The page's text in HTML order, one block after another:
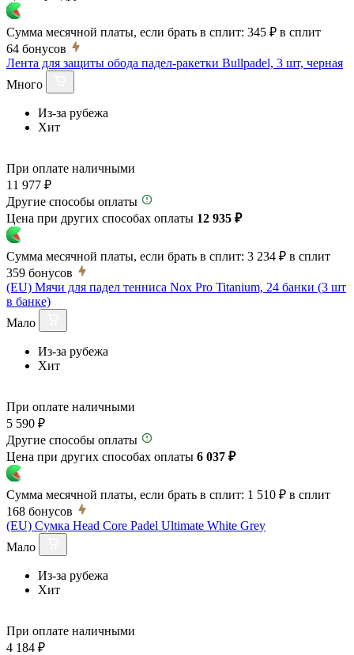
Сумма месячной платы, если брать в сплит: 345 ₽ в сплит
64 бонусов
Лента для защиты обода падел-ракетки Bullpadel, 3 шт, черная
Много
Из-за рубежа
Хит
При оплате наличными
11 977 ₽
Другие способы оплаты
Цена при других способах оплаты 12 935 ₽
Сумма месячной платы, если брать в сплит: 3 234 ₽ в сплит
359 бонусов
(EU) Мячи для падел тенниса Nox Pro Titanium, 24 банки (3 шт
в банке)
Мало
Из-за рубежа
Хит
При оплате наличными
5 590 ₽
Другие способы оплаты
Цена при других способах оплаты 6 037 ₽
Сумма месячной платы, если брать в сплит: 1 510 ₽ в сплит
168 бонусов
(EU) Сумка Head Core Padel Ultimate White Grey
Мало
Из-за рубежа
Хит
При оплате наличными
4 184 ₽